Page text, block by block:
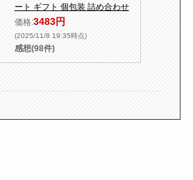
ート ギフト 個包装 詰め合わせ
価格:3483円
(2025/11/8 19:35時点)
感想(98件)